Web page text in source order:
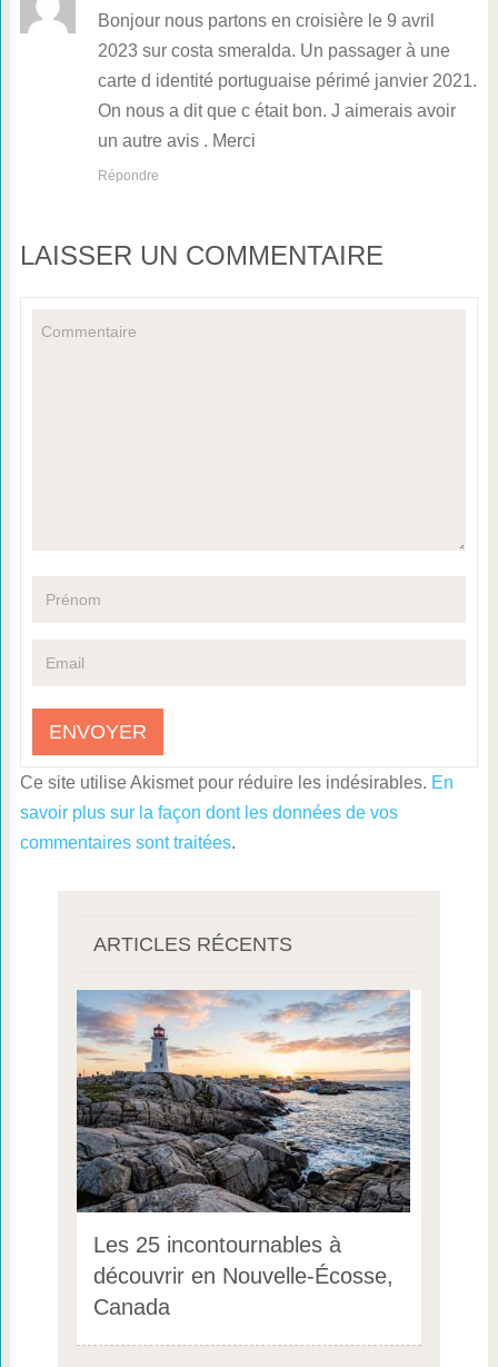
Bonjour nous partons en croisière le 9 avril
2023 sur costa smeralda. Un passager à une
carte d identité portuguaise périmé janvier 2021.
On nous a dit que c était bon. J aimerais avoir
un autre avis . Merci
Répondre
LAISSER UN COMMENTAIRE
Ce site utilise Akismet pour réduire les indésirables. En
savoir plus sur la façon dont les données de vos
commentaires sont traitées.
ARTICLES RÉCENTS
Les 25 incontournables à
découvrir en Nouvelle-Écosse,
Canada